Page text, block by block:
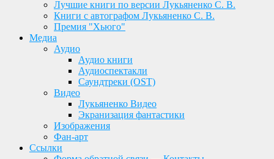
Лучшие книги по версии Лукьяненко С. В.
Книги с автографом Лукьяненко С. В.
Премия "Хьюго"
Медиа
Аудио
Аудио книги
Аудиоспектакли
Саундтреки (OST)
Видео
Лукьяненко Видео
Экранизация фантастики
Изображения
Фан-арт
Ссылки